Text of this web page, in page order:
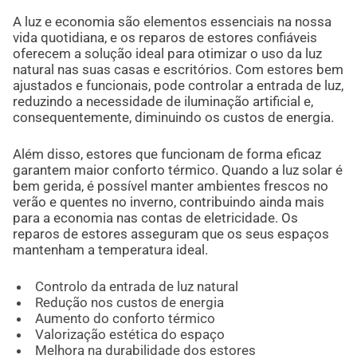
A luz e economia são elementos essenciais na nossa
vida quotidiana, e os reparos de estores confiáveis
oferecem a solução ideal para otimizar o uso da luz
natural nas suas casas e escritórios. Com estores bem
ajustados e funcionais, pode controlar a entrada de luz,
reduzindo a necessidade de iluminação artificial e,
consequentemente, diminuindo os custos de energia.
Além disso, estores que funcionam de forma eficaz
garantem maior conforto térmico. Quando a luz solar é
bem gerida, é possível manter ambientes frescos no
verão e quentes no inverno, contribuindo ainda mais
para a economia nas contas de eletricidade. Os
reparos de estores asseguram que os seus espaços
mantenham a temperatura ideal.
Controlo da entrada de luz natural
Redução nos custos de energia
Aumento do conforto térmico
Valorização estética do espaço
Melhora na durabilidade dos estores